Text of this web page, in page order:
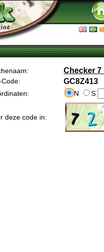
Checker 7
GC8Z413
N S
deze code in: